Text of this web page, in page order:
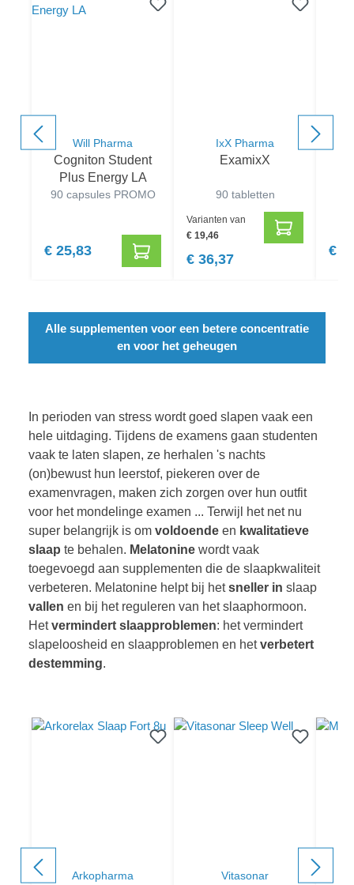
Will Pharma
Cogniton Student
Plus Energy LA
90 capsules PROMO
€ 25,83
IxX Pharma
ExamixX
90 tabletten
Varianten van
€ 19,46
€ 36,37
€
Alle supplementen voor een betere concentratie
en voor het geheugen
In perioden van stress wordt goed slapen vaak een
hele uitdaging. Tijdens de examens gaan studenten
vaak te laten slapen, ze herhalen 's nachts
(on)bewust hun leerstof, piekeren over de
examenvragen, maken zich zorgen over hun outfit
voor het mondelinge examen ... Terwijl het net nu
super belangrijk is om voldoende en kwalitatieve
slaap te behalen. Melatonine wordt vaak
toegevoegd aan supplementen die de slaapkwaliteit
verbeteren. Melatonine helpt bij hetsneller in slaap
vallen en bij het reguleren van het slaaphormoon.
Hetvermindert slaapproblemen: het vermindert
slapeloosheid en slaapproblemen en hetverbetert
destemming.
component.cms.productGallery.skipProductGallery
Arkopharma Vitasonar